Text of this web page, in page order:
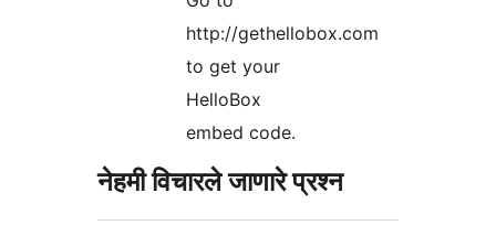
http://gethellobox.com
to get your
HelloBox
embed code.
नेहमी विचारले जाणारे प्रश्न